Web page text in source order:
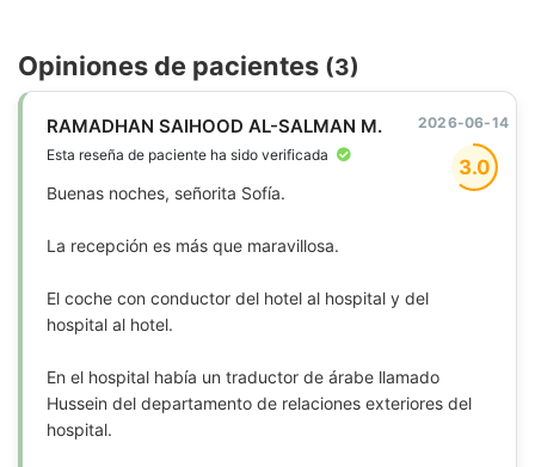
Opiniones de pacientes (3)
3.0
RAMADHAN SAIHOOD AL-SALMAN M.
Esta reseña de paciente ha sido verificada
2026-06-14
Buenas noches, señorita Sofía.
La recepción es más que maravillosa.
El coche con conductor del hotel al hospital y del
hospital al hotel.
En el hospital había un traductor de árabe llamado
Hussein del departamento de relaciones exteriores del
hospital.